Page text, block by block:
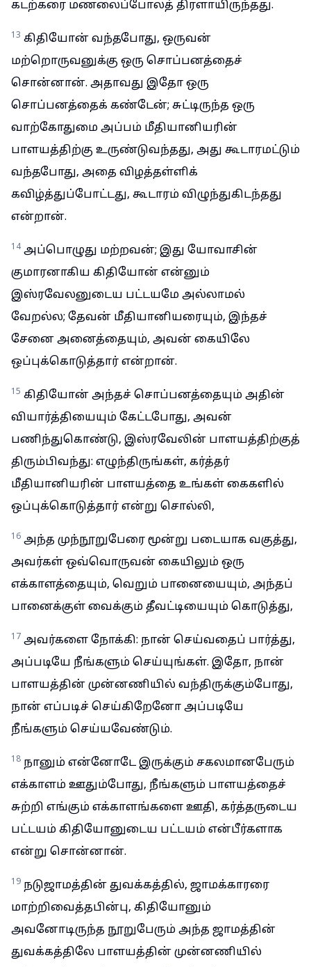
கடற்கரை மணலைப்போலத் திரளாயிருந்தது.
13 கிதியோன் வந்தபோது, ஒருவன்
மற்றொருவனுக்கு ஒரு சொப்பனத்தைச்
சொன்னான். அதாவது இதோ ஒரு
சொப்பனத்தைக் கண்டேன்; சுட்டிருந்த ஒரு
வாற்கோதுமை அப்பம் மீதியானியரின்
பாளயத்திற்கு உருண்டுவந்தது, அது கூடாரமட்டும்
வந்தபோது, அதை விழத்தள்ளிக்
கவிழ்த்துப்போட்டது, கூடாரம் விழுந்துகிடந்தது
என்றான்.
14 அப்பொழுது மற்றவன்; இது யோவாசின்
குமாரனாகிய கிதியோன் என்னும்
இஸ்ரவேலனுடைய பட்டயமே அல்லாமல்
வேறல்ல; தேவன் மீதியானியரையும், இந்தச்
சேனை அனைத்தையும், அவன் கையிலே
ஒப்புக்கொடுத்தார் என்றான்.
15 கிதியோன் அந்தச் சொப்பனத்தையும் அதின்
வியார்த்தியையும் கேட்டபோது, அவன்
பணிந்துகொண்டு, இஸ்ரவேலின் பாளயத்திற்குத்
திரும்பிவந்து: எழுந்திருங்கள், கர்த்தர்
மீதியானியரின் பாளயத்தை உங்கள் கைகளில்
ஒப்புக்கொடுத்தார் என்று சொல்லி,
16 அந்த முந்நூறுபேரை மூன்று படையாக வகுத்து,
அவர்கள் ஒவ்வொருவன் கையிலும் ஒரு
எக்காளத்தையும், வெறும் பானையையும், அந்தப்
பானைக்குள் வைக்கும் தீவட்டியையும் கொடுத்து,
17 அவர்களை நோக்கி: நான் செய்வதைப் பார்த்து,
அப்படியே நீங்களும் செய்யுங்கள். இதோ, நான்
பாளயத்தின் முன்னணியில் வந்திருக்கும்போது,
நான் எப்படிச் செய்கிறேனோ அப்படியே
நீங்களும் செய்யவேண்டும்.
18 நானும் என்னோடே இருக்கும் சகலமானபேரும்
எக்காளம் ஊதும்போது, நீங்களும் பாளயத்தைச்
சுற்றி எங்கும் எக்காளங்களை ஊதி, கர்த்தருடைய
பட்டயம் கிதியோனுடைய பட்டயம் என்பீர்களாக
என்று சொன்னான்.
19 நடுஜாமத்தின் துவக்கத்தில், ஜாமக்காரரை
மாற்றிவைத்தபின்பு, கிதியோனும்
அவனோடிருந்த நூறுபேரும் அந்த ஜாமத்தின்
துவக்கத்திலே பாளயத்தின் முன்னணியில்